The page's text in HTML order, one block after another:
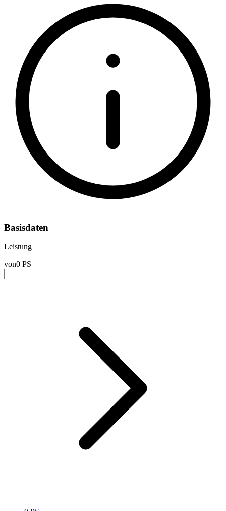
Basisdaten
Leistung
von0 PS